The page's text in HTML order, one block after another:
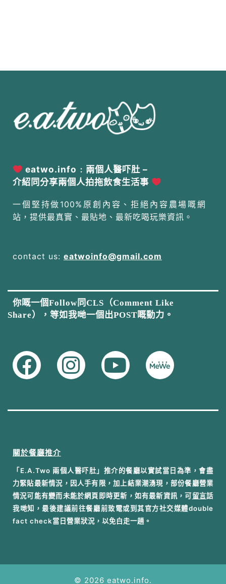
eatwo.info﹕兩個人醫吓肚 –
介紹同分享兩個人拍拖飲食生活事
一個堅持做100%原創內容、拒絕內容農場嘅網
站，提供最真實、最貼地、最新吃喝玩樂資訊。
contact us: eatwoinfo@gmail.com
你嘅一個Follow同CLS（Comment Like
Share），等如我哋一個出POST嘅動力。
關於餐廳推介
「E.A.Two 兩個人醫吓肚」推介的餐廳以實試當日為準，會盡
力緊貼最新情況，因人手有限，加上結業潮湧現，部份餐廳營業
情況可能有變而未能於網頁即時更新，如有最新資訊，可留言話
我哋知，最後建議前往餐廳前致電或到其官方社交媒體double
fact check當日營業狀況，以免白走一趟。
© 2026 eatwo.info.